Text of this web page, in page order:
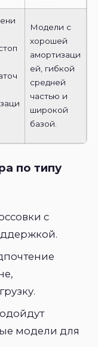
Модели с
хорошей
амортизаци
ей, гибкой
средней
частью и
широкой
базой.
по типу
с
модели для